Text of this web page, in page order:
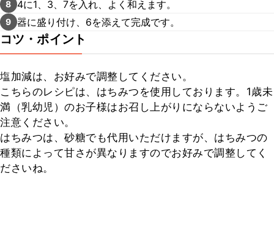
8 4に1、3、7を入れ、よく和えます。
9 器に盛り付け、6を添えて完成です。
コツ・ポイント
塩加減は、お好みで調整してください。
こちらのレシピは、はちみつを使用しております。1歳未
満（乳幼児）のお子様はお召し上がりにならないようご
注意ください。
はちみつは、砂糖でも代用いただけますが、はちみつの
種類によって甘さが異なりますのでお好みで調整してく
ださいね。